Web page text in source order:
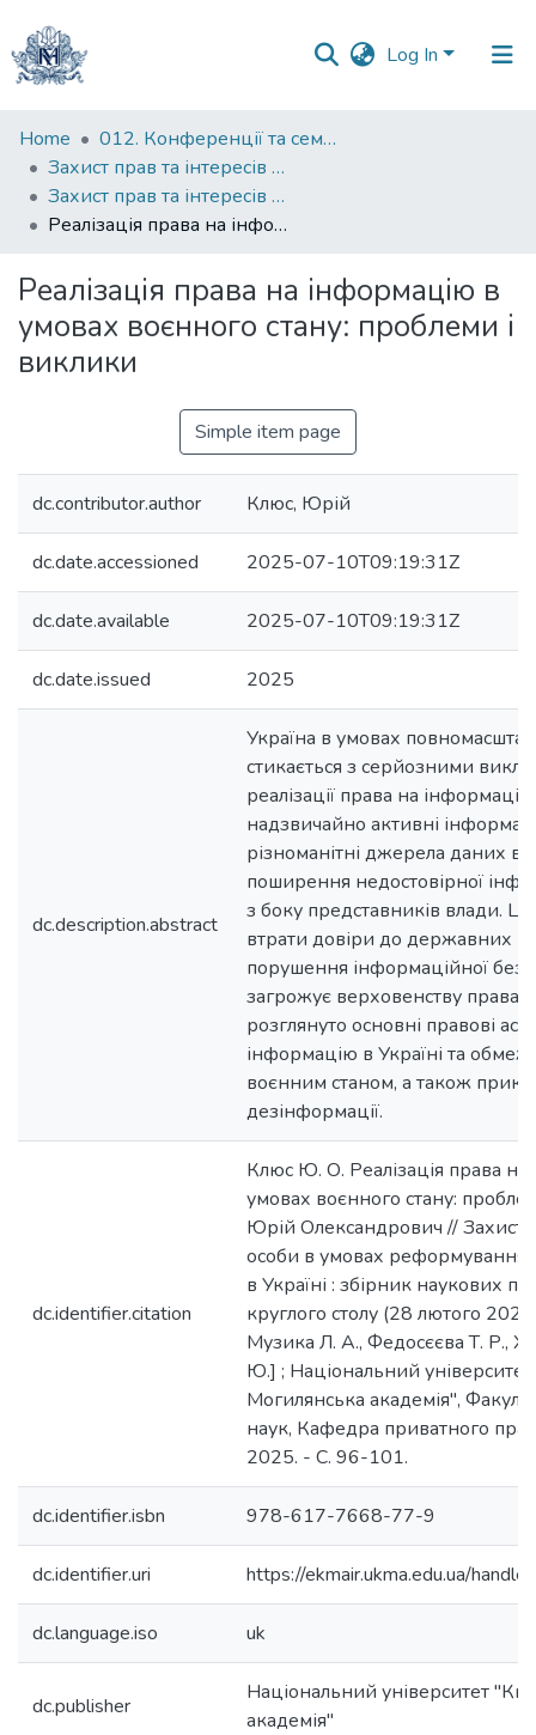
Log In
Communities
&
Collections
All of DSpace
Statistics
Home
012. Конференції та семінари НаУКМА
Захист прав та інтересів в умовах реформування приватного права в Україні
Захист прав та інтересів особи в умовах реформування приватного права в Україні : збірник наукових праць учасників круглого столу, 28 лютого 2025 року
Реалізація права на інформацію в умовах воєнного стану: проблеми і виклики
Реалізація права на інформацію в
умовах воєнного стану: проблеми і
виклики
Simple item page
dc.contributor.author Клюс, Юрій
dc.date.accessioned 2025-07-10T09:19:31Z
dc.date.available 2025-07-10T09:19:31Z
dc.date.issued 2025
dc.description.abstract
Україна в умовах
стикається з серйозними
реалізації права на
надзвичайно активні
різноманітні джерела даних
поширення недостовірної
з боку представників влади.
втрати довіри до державних
порушення інформаційної
загрожує верховенству права.
розглянуто основні правові
інформацію в Україні та
воєнним станом, а також
дезінформації.
dc.identifier.citation
Клюс Ю. О. Реалізація права
умовах воєнного стану:
Юрій Олександрович // Захист
особи в умовах реформування
в Україні : збірник наукових
круглого столу (28 лютого
Музика Л. А., Федосєєва Т. Р.,
Ю.] ; Національний
Могилянська академія",
наук, Кафедра приватного
2025. - С. 96-101.
dc.identifier.isbn 978-617-7668-77-9
dc.identifier.uri https://ekmair.ukma.edu.ua/
dc.language.iso uk
dc.publisher
Національний університет
академія"